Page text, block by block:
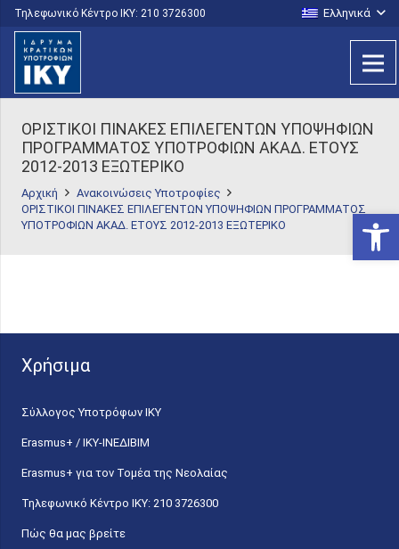
Τηλεφωνικό Κέντρο IKY: 210 3726300 Ελληνικά
ΟΡΙΣΤΙΚΟΙ ΠΙΝΑΚΕΣ ΕΠΙΛΕΓΕΝΤΩΝ ΥΠΟΨΗΦΙΩΝ
ΠΡΟΓΡΑΜΜΑΤΟΣ ΥΠΟΤΡΟΦΙΩΝ ΑΚΑΔ. ΕΤΟΥΣ
2012-2013 ΕΞΩΤΕΡΙΚΟ
Αρχική
Ανακοινώσεις Υποτροφίες
ΟΡΙΣΤΙΚΟΙ ΠΙΝΑΚΕΣ ΕΠΙΛΕΓΕΝΤΩΝ ΥΠΟΨΗΦΙΩΝ ΠΡΟΓΡΑΜΜΑΤΟΣ
ΥΠΟΤΡΟΦΙΩΝ ΑΚΑΔ. ΕΤΟΥΣ 2012-2013 ΕΞΩΤΕΡΙΚΟ
Χρήσιμα
Σύλλογος Υποτρόφων ΙΚΥ
Erasmus+ / ΙΚΥ-ΙΝΕΔΙΒΙΜ
Erasmus+ για τον Τομέα της Νεολαίας
Τηλεφωνικό Κέντρο IKY: 210 3726300
Πώς θα μας βρείτε